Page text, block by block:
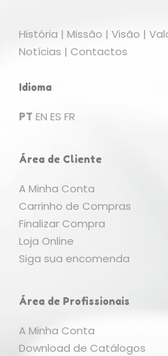
Nenhum
História | Missão | Visão |
Notícias | Contactos
Idioma
PT EN ES FR
Área de Cliente
A Minha Conta
Carrinho de Compras
Finalizar Compra
Loja Online
Siga sua encomenda
Área de Profissionais
A Minha Conta
Download de Catálogos